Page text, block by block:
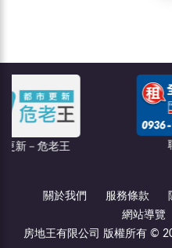
王
關於我們 服務條款
網站導覽
房地王有限公司 版權所有 ©